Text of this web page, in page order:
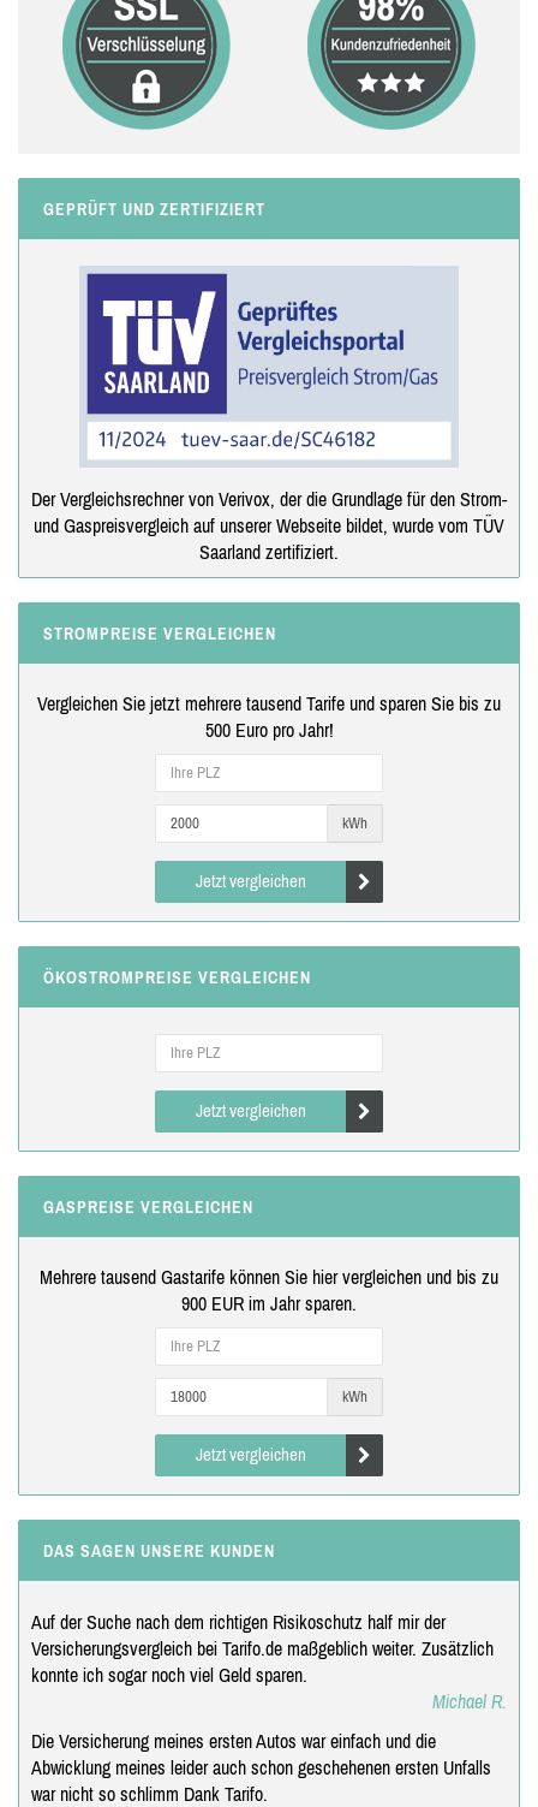
GEPRÜFT UND ZERTIFIZIERT
Der Vergleichsrechner von Verivox, der die Grundlage für den Strom-
und Gaspreisvergleich auf unserer Webseite bildet, wurde vom TÜV
Saarland zertifiziert.
STROMPREISE VERGLEICHEN
Vergleichen Sie jetzt mehrere tausend Tarife und sparen Sie bis zu
500 Euro pro Jahr!
kWh
Jetzt vergleichen
ÖKOSTROMPREISE VERGLEICHEN
Jetzt vergleichen
GASPREISE VERGLEICHEN
Mehrere tausend Gastarife können Sie hier vergleichen und bis zu
900 EUR im Jahr sparen.
kWh
Jetzt vergleichen
DAS SAGEN UNSERE KUNDEN
Auf der Suche nach dem richtigen Risikoschutz half mir der
Versicherungsvergleich bei Tarifo.de maßgeblich weiter. Zusätzlich
konnte ich sogar noch viel Geld sparen.
Michael R.
Die Versicherung meines ersten Autos war einfach und die
Abwicklung meines leider auch schon geschehenen ersten Unfalls
war nicht so schlimm Dank Tarifo.